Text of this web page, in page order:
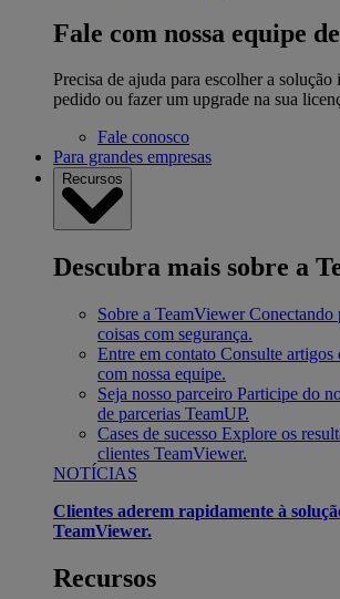
Fale com nossa equipe
Precisa de ajuda para escolher a
pedido ou fazer um upgrade na sua
Fale conosco
Para grandes empresas
Recursos
Descubra mais sobre a
Sobre a TeamViewer Conectando
coisas com segurança.
Entre em contato Consulte artigos
com nossa equipe.
Seja nosso parceiro Participe do
de parcerias TeamUP.
Cases de sucesso Explore os
clientes TeamViewer.
NOTÍCIAS
Clientes aderem rapidamente à
TeamViewer.
Recursos